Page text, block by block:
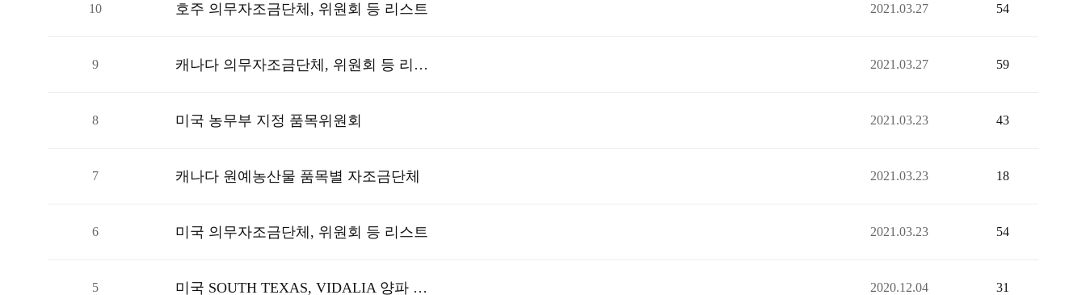
10 호주 의무자조금단체, 위원회 등 리스트 2021.03.27 54
9 캐나다 의무자조금단체, 위원회 등 리스트 2021.03.27 59
8 미국 농무부 지정 품목위원회 2021.03.23 43
7 캐나다 원예농산물 품목별 자조금단체 2021.03.23 18
6 미국 의무자조금단체, 위원회 등 리스트 2021.03.23 54
5 미국 SOUTH TEXAS, VIDALIA 양파 취급 규정 주요 내용(원문, 번역문) 2020.12.04 31